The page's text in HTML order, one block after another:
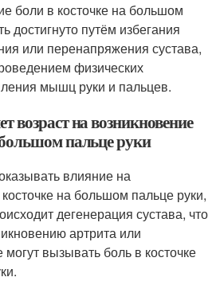
боли в косточке на большом
достигнуто путём избегания
или перенапряжения сустава,
физических
мышц руки и пальцев.
возраст на возникновение
пальце руки
влияние на
на большом пальце руки,
дегенерация сустава, что
артрита или
вызывать боль в косточке